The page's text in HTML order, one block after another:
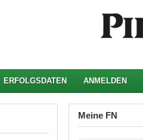
ERFOLGSDATEN ANMELDEN
Meine FN